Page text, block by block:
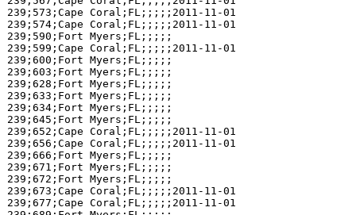
239;573;Cape Coral;FL;;;;;2011-11-01
239;574;Cape Coral;FL;;;;;2011-11-01
239;590;Fort Myers;FL;;;;;
239;599;Cape Coral;FL;;;;;2011-11-01
239;600;Fort Myers;FL;;;;;
239;603;Fort Myers;FL;;;;;
239;628;Fort Myers;FL;;;;;
239;633;Fort Myers;FL;;;;;
239;634;Fort Myers;FL;;;;;
239;645;Fort Myers;FL;;;;;
239;652;Cape Coral;FL;;;;;2011-11-01
239;656;Cape Coral;FL;;;;;2011-11-01
239;666;Fort Myers;FL;;;;;
239;671;Fort Myers;FL;;;;;
239;672;Fort Myers;FL;;;;;
239;673;Cape Coral;FL;;;;;2011-11-01
239;677;Cape Coral;FL;;;;;2011-11-01